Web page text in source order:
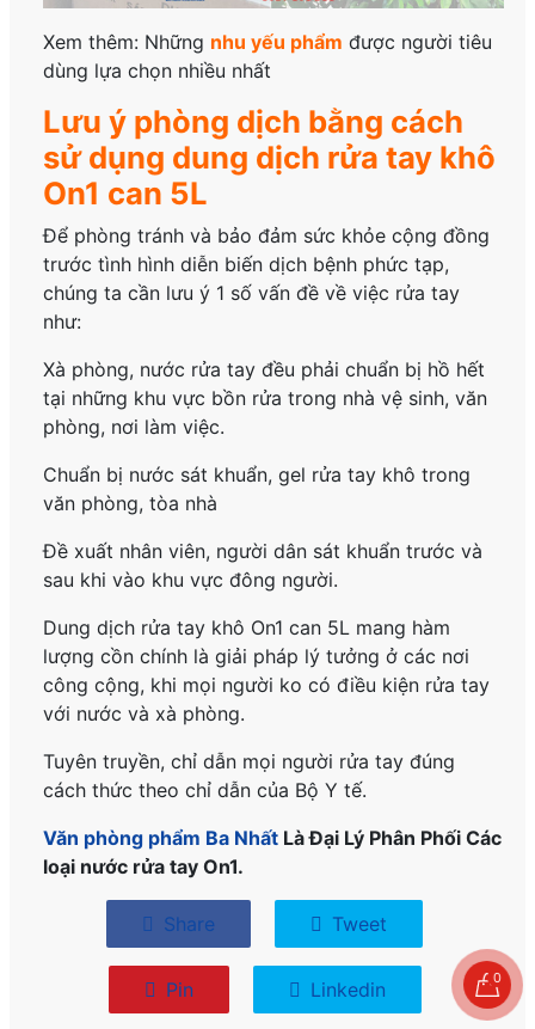
Xem thêm: Những nhu yếu phẩm được người tiêu
dùng lựa chọn nhiều nhất
Lưu ý phòng dịch bằng cách
sử dụng dung dịch rửa tay khô
On1 can 5L
Để phòng tránh và bảo đảm sức khỏe cộng đồng
trước tình hình diễn biến dịch bệnh phức tạp,
chúng ta cần lưu ý 1 số vấn đề về việc rửa tay
như:
Xà phòng, nước rửa tay đều phải chuẩn bị hồ hết
tại những khu vực bồn rửa trong nhà vệ sinh, văn
phòng, nơi làm việc.
Chuẩn bị nước sát khuẩn, gel rửa tay khô trong
văn phòng, tòa nhà
Đề xuất nhân viên, người dân sát khuẩn trước và
sau khi vào khu vực đông người.
Dung dịch rửa tay khô On1 can 5L mang hàm
lượng cồn chính là giải pháp lý tưởng ở các nơi
công cộng, khi mọi người ko có điều kiện rửa tay
với nước và xà phòng.
Tuyên truyền, chỉ dẫn mọi người rửa tay đúng
cách thức theo chỉ dẫn của Bộ Y tế.
Văn phòng phẩm Ba Nhất Là Đại Lý Phân Phối Các
loại nước rửa tay On1.
Share Tweet
Pin Linkedin
0